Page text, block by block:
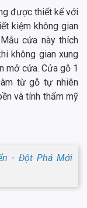
được thiết kế với
kiệm không gian
cửa này thích
không gian xung
mở cửa. Cửa gỗ 1
từ gỗ tự nhiên
và tính thẩm mỹ
- Đột Phá Mới